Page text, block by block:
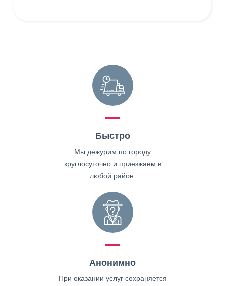
Быстро
Мы дежурим по городу
круглосуточно и приезжаем в
любой район.
Анонимно
При оказании услуг сохраняется